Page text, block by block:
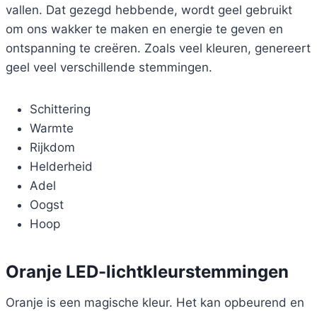
vallen. Dat gezegd hebbende, wordt geel gebruikt
om ons wakker te maken en energie te geven en
ontspanning te creëren. Zoals veel kleuren, genereert
geel veel verschillende stemmingen.
Schittering
Warmte
Rijkdom
Helderheid
Adel
Oogst
Hoop
Oranje LED-lichtkleurstemmingen
Oranje is een magische kleur. Het kan opbeurend en